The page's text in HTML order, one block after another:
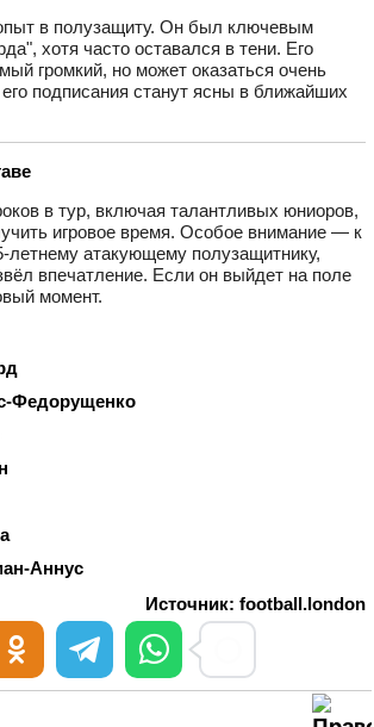
в полузащиту. Он был ключевым
хотя часто оставался в тени. Его
громкий, но может оказаться очень
подписания станут ясны в ближайших
в тур, включая талантливых юниоров,
игровое время. Особое внимание — к
летнему атакующему полузащитнику,
впечатление. Если он выйдет на поле
момент.
Федорущенко
Аннус
Источник: football.london